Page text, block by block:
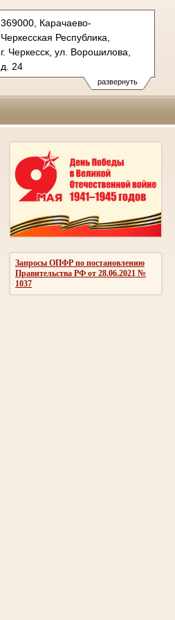
развернуть
369000, Карачаево-
Черкесская Республика,
г. Черкесск, ул. Ворошилова,
д. 24
Тел.: (8782) 26-35-06
cherkessky.kchr@sudrf.ru
Запросы ОПФР по постановлению
Правительства РФ от 28.06.2021 №
1037